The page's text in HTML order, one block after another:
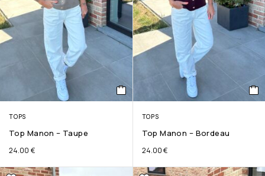
TOPS
Top Manon – Taupe
24.00 €
TOPS
Top Manon – Bordeau
24.00€